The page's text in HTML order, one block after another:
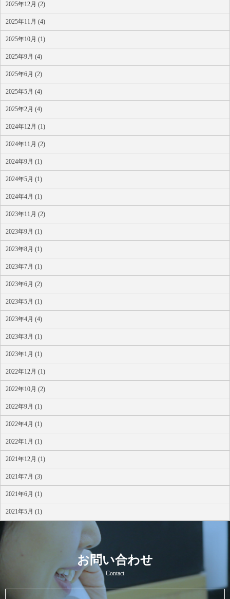
2025年12月 (2)
2025年11月 (4)
2025年10月 (1)
2025年9月 (4)
2025年6月 (2)
2025年5月 (4)
2025年2月 (4)
2024年12月 (1)
2024年11月 (2)
2024年9月 (1)
2024年5月 (1)
2024年4月 (1)
2023年11月 (2)
2023年9月 (1)
2023年8月 (1)
2023年7月 (1)
2023年6月 (2)
2023年5月 (1)
2023年4月 (4)
2023年3月 (1)
2023年1月 (1)
2022年12月 (1)
2022年10月 (2)
2022年9月 (1)
2022年4月 (1)
2022年1月 (1)
2021年12月 (1)
2021年7月 (3)
2021年6月 (1)
2021年5月 (1)
お問い合わせ
Contact